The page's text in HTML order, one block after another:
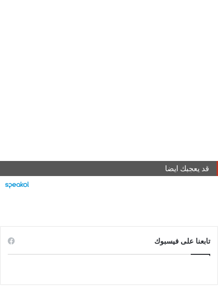
قد يعجبك ايضا
تابعنا على فيسبوك